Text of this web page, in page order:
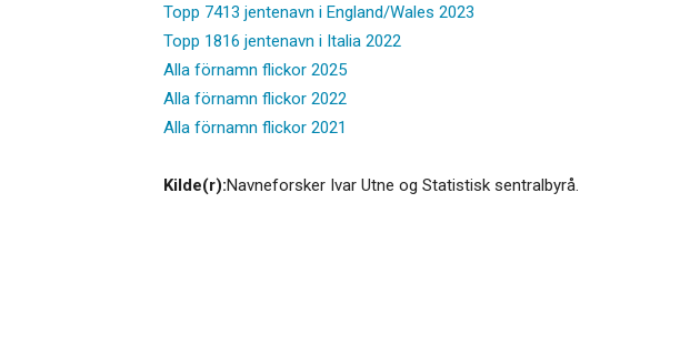
Topp 7413 jentenavn i England/Wales 2023
Topp 1816 jentenavn i Italia 2022
Alla förnamn flickor 2025
Alla förnamn flickor 2022
Alla förnamn flickor 2021
Kilde(r):Navneforsker Ivar Utne og Statistisk sentralbyrå.